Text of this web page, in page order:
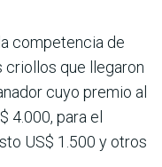
competencia de
criollos que llegaron
cuyo premio al
4.000, para el
US$ 1.500 y otros